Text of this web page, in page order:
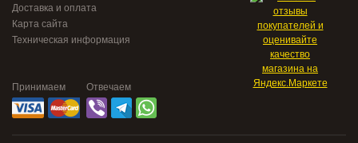
Доставка и оплата
Карта сайта
Техническая информация
Принимаем Отвечаем